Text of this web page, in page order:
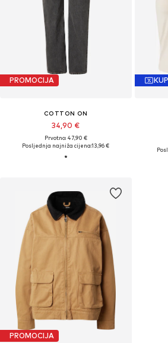
PROMOCIJA
COTTON ON
34,90 €
Prvotno: 47,90 €
Posljednja najniža cijena:13,96 €
PROMOCIJA